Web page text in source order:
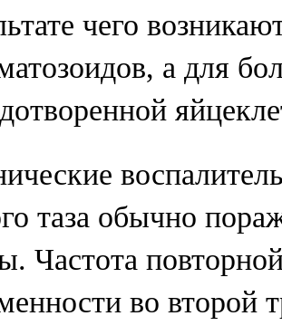
чего
а для
таза обычно
Частота
во второй